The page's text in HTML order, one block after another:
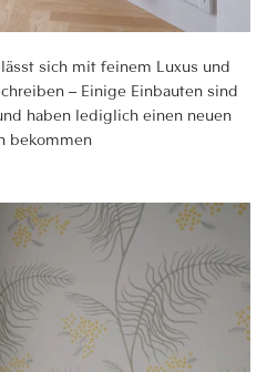
sich mit feinem Luxus und
– Einige Einbauten sind
haben lediglich einen neuen
bekommen